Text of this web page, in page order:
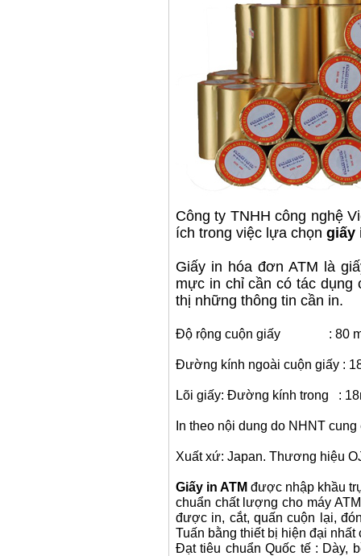
Công ty TNHH công nghệ
ích trong việc lựa chọn giấy
Giấy in hóa đơn ATM là
mực in chỉ cần có tác dụng
thị những thông tin cần in.
Độ rộng cuộn giấy : 80
Đường kính ngoài cuộn giấy :
Lõi giấy: Đường kính trong :
In theo nội dung do NHNT cung
Xuất xứ: Japan. Thương hiệu
Giấy in ATM được nhập khầu
chuẩn chất lượng cho máy
được in, cắt, quấn cuộn lại,
Tuấn bằng thiết bị hiện đại nhất
Đạt tiêu chuẩn Quốc tế : Dày,